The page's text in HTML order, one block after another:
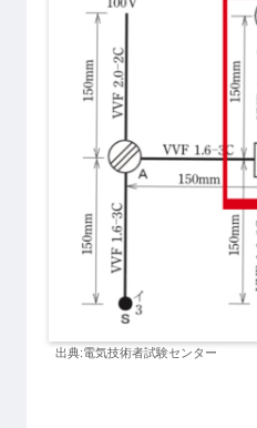
出典:電気技術者試験センター